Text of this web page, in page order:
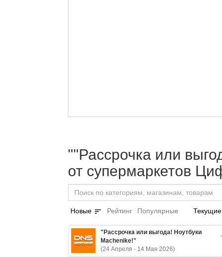
""Рассрочка или
от супермаркетов
Новые sort Рейтинг Популярные Текущие
"Рассрочка или выгода! Ноутбуки
Machenike!"
(24 Апреля - 14 Мая 2026)